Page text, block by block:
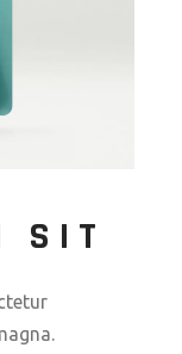
SIT